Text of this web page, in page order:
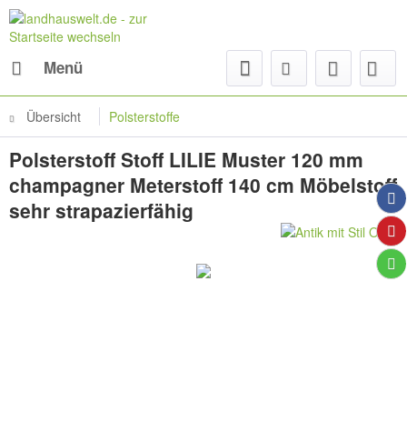
Menü
Übersicht Polsterstoffe
Polsterstoff Stoff LILIE Muster 120 mm
champagner Meterstoff 140 cm Möbelstoff
sehr strapazierfähig